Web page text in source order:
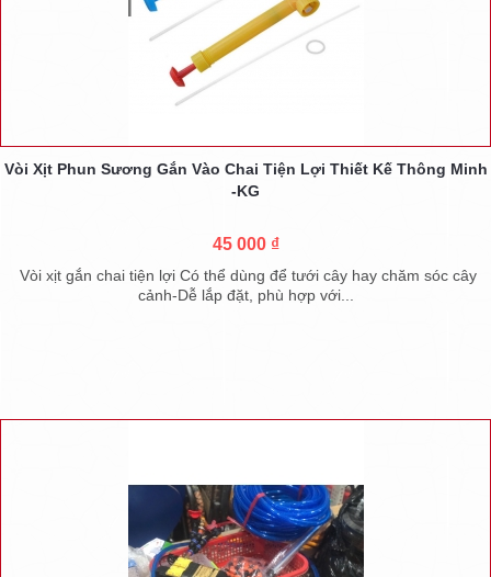
Vòi Xịt Phun Sương Gắn Vào Chai Tiện Lợi Thiết Kế Thông Minh
-KG
45 000 ₫
Vòi xịt gắn chai tiện lợi Có thể dùng để tưới cây hay chăm sóc cây
cảnh-Dễ lắp đặt, phù hợp với...